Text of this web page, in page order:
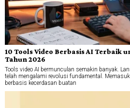
10 Tools Video Berbasis AI Terbaik
Tahun 2026
Tools video AI bermunculan semakin banyak.
telah mengalami revolusi fundamental.
berbasis kecerdasan buatan